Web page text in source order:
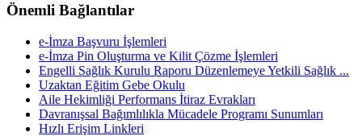
Önemli Bağlantılar
e-İmza Başvuru İşlemleri
e-İmza Pin Oluşturma ve Kilit Çözme İşlemleri
Engelli Sağlık Kurulu Raporu Düzenlemeye Yetkili Sağlık ...
Uzaktan Eğitim Gebe Okulu
Aile Hekimliği Performans İtiraz Evrakları
Davranışsal Bağımlılıkla Mücadele Programı Sunumları
Hızlı Erişim Linkleri